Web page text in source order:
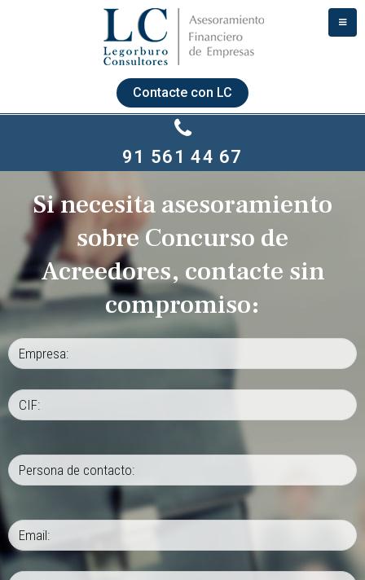
Contacte con LC
91 561 44 67
Si necesita asesoramiento
sobre Concurso de
Acreedores, contacte sin
compromiso: